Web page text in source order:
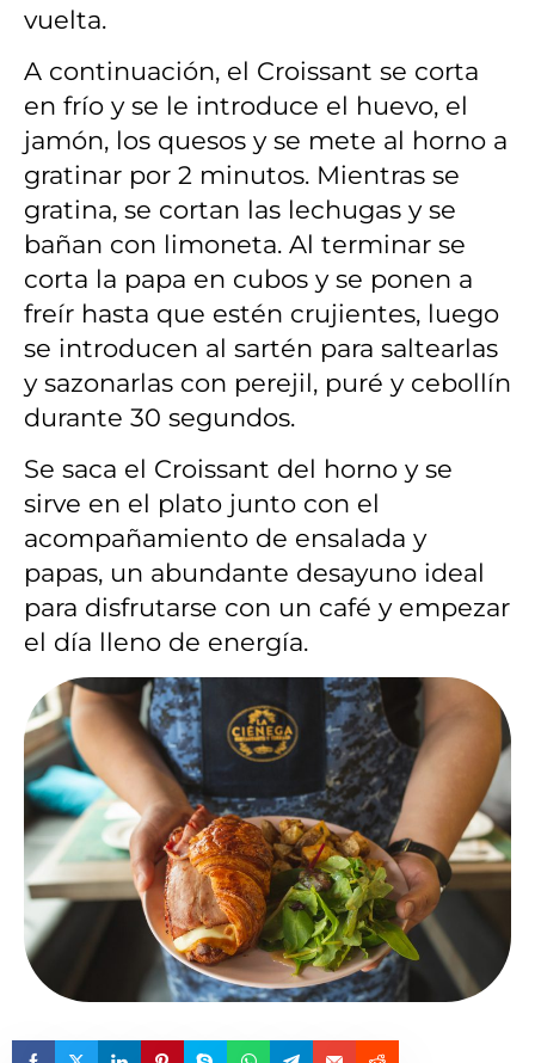
vuelta.
A continuación, el Croissant se corta
en frío y se le introduce el huevo, el
jamón, los quesos y se mete al horno a
gratinar por 2 minutos. Mientras se
gratina, se cortan las lechugas y se
bañan con limoneta. Al terminar se
corta la papa en cubos y se ponen a
freír hasta que estén crujientes, luego
se introducen al sartén para saltearlas
y sazonarlas con perejil, puré y cebollín
durante 30 segundos.
Se saca el Croissant del horno y se
sirve en el plato junto con el
acompañamiento de ensalada y
papas, un abundante desayuno ideal
para disfrutarse con un café y empezar
el día lleno de energía.